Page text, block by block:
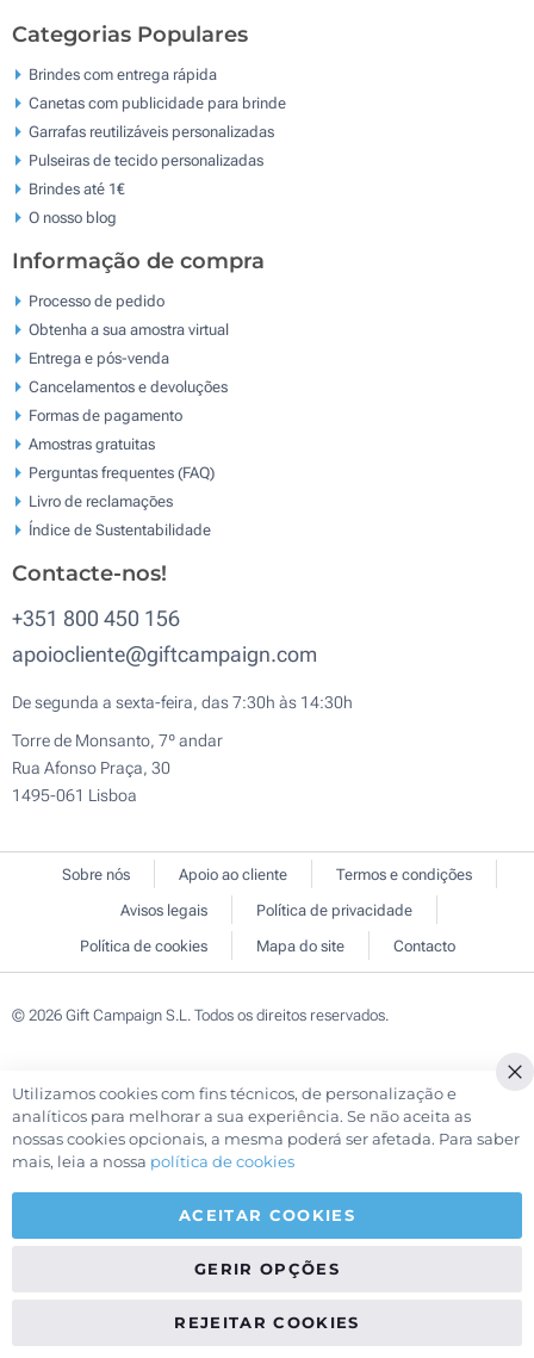
Categorias Populares
Brindes com entrega rápida
Canetas com publicidade para brinde
Garrafas reutilizáveis personalizadas
Pulseiras de tecido personalizadas
Brindes até 1€
O nosso blog
Informação de compra
Processo de pedido
Obtenha a sua amostra virtual
Entrega e pós-venda
Cancelamentos e devoluções
Formas de pagamento
Amostras gratuitas
Perguntas frequentes (FAQ)
Livro de reclamaçōes
Índice de Sustentabilidade
Contacte-nos!
+351 800 450 156
apoiocliente@giftcampaign.com
De segunda a sexta-feira, das 7:30h às 14:30h
Torre de Monsanto, 7º andar
Rua Afonso Praça, 30
1495-061 Lisboa
Sobre nós Apoio ao cliente
Termos e condições
Avisos legais
Política de privacidade
Política de cookies
Mapa do site Contacto
© 2026 Gift Campaign S.L. Todos os direitos reservados.
Utilizamos cookies com fins técnicos, de personalização e
analíticos para melhorar a sua experiência. Se não aceita as
nossas cookies opcionais, a mesma poderá ser afetada. Para saber
mais, leia a nossa política de cookies
ACEITAR COOKIES
GERIR OPÇÕES
REJEITAR COOKIES